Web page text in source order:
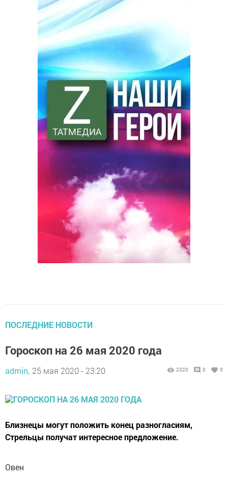
ПОСЛЕДНИЕ НОВОСТИ
Гороскоп на 26 мая 2020 года
admin, 25 мая 2020 - 23:20 2320 0 0
Близнецы могут положить конец разногласиям,
Стрельцы получат интересное предложение.
Овен